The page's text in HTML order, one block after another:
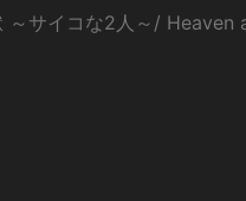
～サイコな2人～/